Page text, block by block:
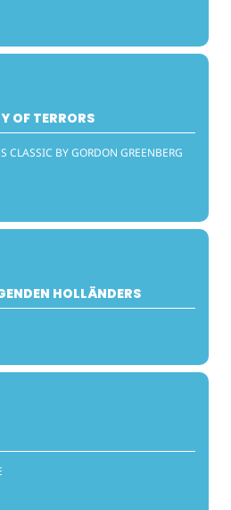
OF TERRORS
CLASSIC BY GORDON GREENBERG
HOLLÄNDERS